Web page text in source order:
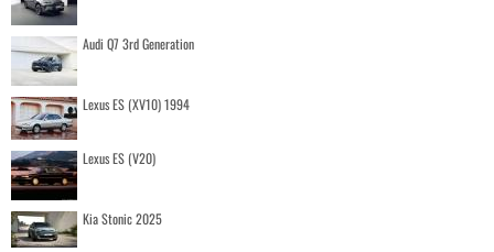
Audi Q7 3rd Generation
Lexus ES (XV10) 1994
Lexus ES (V20)
Kia Stonic 2025